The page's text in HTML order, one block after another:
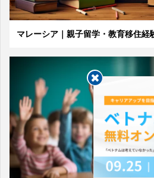
マレーシア｜親子留学・教育移住